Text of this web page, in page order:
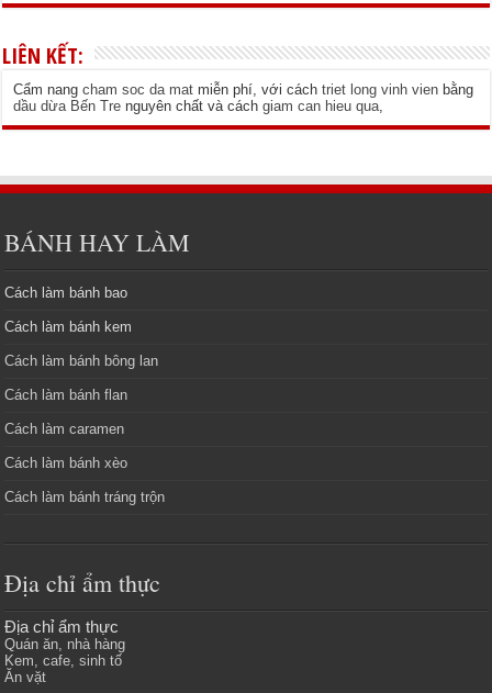
LIÊN KẾT:
Cẩm nangcham soc da mat miễn phí, với cáchtriet long vinh vien bằng
dầu dừa Bến Tre nguyên chất và cáchgiam can hieu qua
BÁNH HAY LÀM
Cách làm bánh bao
Cách làm bánh kem
Cách làm bánh bông lan
Cách làm bánh flan
Cách làm caramen
Cách làm bánh xèo
Cách làm bánh tráng trộn
Địa chỉ ẩm thực
Địa chỉ ẩm thực
Quán ăn, nhà hàng
Kem, cafe, sinh tố
Ăn vặt